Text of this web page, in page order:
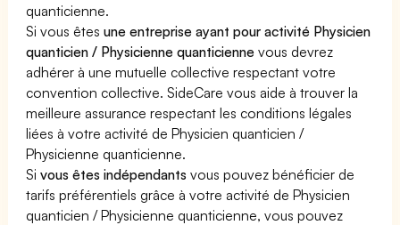
quanticienne.
Si vous êtesune entreprise ayant pour activité Physicien
quanticien / Physicienne quanticienne vous devrez
adhérer à une mutuelle collective respectant votre
convention collective. SideCare vous aide à trouver la
meilleure assurance respectant les conditions légales
liées à votre activité de Physicien quanticien /
Physicienne quanticienne.
Sivous êtes indépendants vous pouvez bénéficier de
tarifs préférentiels grâce à votre activité de Physicien
quanticien / Physicienne quanticienne, vous pouvez